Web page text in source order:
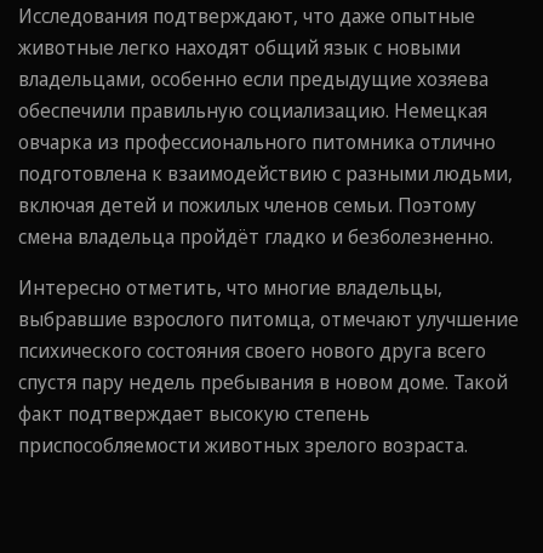
Исследования подтверждают, что даже опытные
животные легко находят общий язык с новыми
владельцами, особенно если предыдущие хозяева
обеспечили правильную социализацию. Немецкая
овчарка из профессионального питомника отлично
подготовлена к взаимодействию с разными людьми,
включая детей и пожилых членов семьи. Поэтому
смена владельца пройдёт гладко и безболезненно.
Интересно отметить, что многие владельцы,
выбравшие взрослого питомца, отмечают улучшение
психического состояния своего нового друга всего
спустя пару недель пребывания в новом доме. Такой
факт подтверждает высокую степень
приспособляемости животных зрелого возраста.